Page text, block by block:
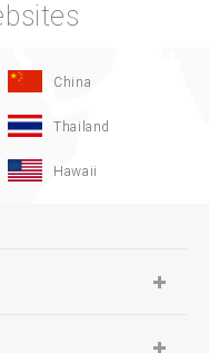
China
Thailand
Hawaii